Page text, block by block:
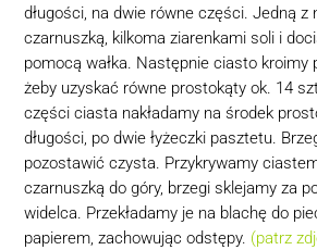
długości, na dwie równe części. Jedną z
czarnuszką, kilkoma ziarenkami soli i
pomocą wałka. Następnie ciasto kroimy
żeby uzyskać równe prostokąty ok. 14
części ciasta nakładamy na środek
długości, po dwie łyżeczki pasztetu.
pozostawić czysta. Przykrywamy
czarnuszką do góry, brzegi sklejamy za
widelca. Przekładamy je na blachę do
papierem, zachowując odstępy. (patrz